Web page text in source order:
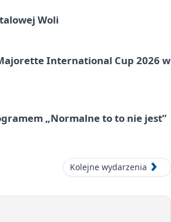
Woli
International Cup 2026 w
„Normalne to to nie jest”
Kolejne wydarzenia